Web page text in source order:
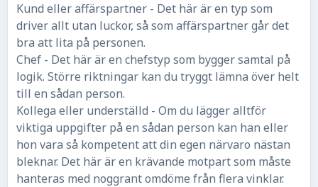
Kund eller affärspartner - Det här är en typ som
driver allt utan luckor, så som affärspartner går det
bra att lita på personen.
Chef - Det här är en chefstyp som bygger samtal på
logik. Större riktningar kan du tryggt lämna över helt
till en sådan person.
Kollega eller underställd - Om du lägger alltför
viktiga uppgifter på en sådan person kan han eller
hon vara så kompetent att din egen närvaro nästan
bleknar. Det här är en krävande motpart som måste
hanteras med noggrant omdöme från flera vinklar.